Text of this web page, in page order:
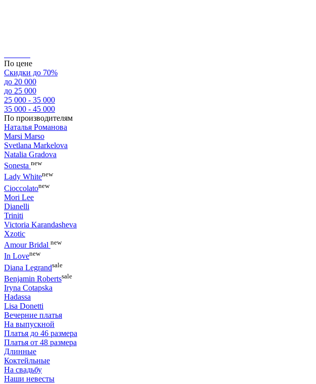
По цене
Скидки до 70%
до 20 000
до 25 000
25 000 - 35 000
35 000 - 45 000
По производителям
Наталья Романова
Marsi Marsо
Svetlana Markelova
Natalia Gradova
Sonesta new
Lady Whitenew
Cioccolatonew
Mori Lee
Dianelli
Triniti
Victoria Karandasheva
Xzotic
Amour Bridal new
In Lovenew
Diana Legrandsale
Benjamin Robertssale
Iryna Cotapska
Hadassa
Lisa Donetti
Вечерние платья
На выпускной
Платья до 46 размера
Платья от 48 размера
Длинные
Коктейльные
На свадьбу
Наши невесты